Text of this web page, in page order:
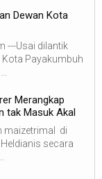
Dewan Kota
---Usai dilantik
Kota Payakumbuh
Merangkap
tak Masuk Akal
maizetrimal di
secara